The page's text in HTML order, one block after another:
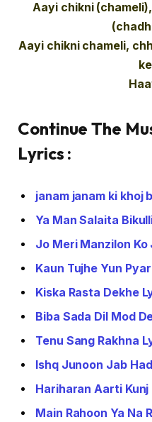
Aayi chikni
Aayi chikni chameli,
Continue The
Lyrics :
janam janam ki khoj
Ya Man Salaita
Jo Meri Manzilon
Kaun Tujhe Yun
Kiska Rasta Dekhe
Biba Sada Dil Mod
Tenu Sang Rakhna
Ishq Junoon Jab
Hariharan Aarti Kunj
Main Rahoon Ya Na